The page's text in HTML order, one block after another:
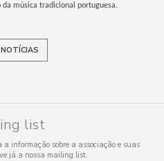
música tradicional portuguesa.
list
a informação sobre a associação e suas
já a nossa mailing list.